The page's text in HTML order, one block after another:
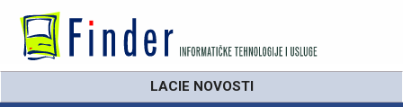
LACIE NOVOSTI